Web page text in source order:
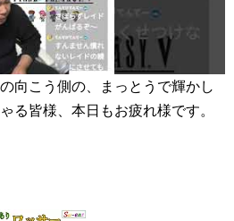
向こう側の、まっとうで輝かし
る皆様、本日もお疲れ様です。